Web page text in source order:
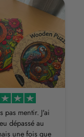
pas mentir. J'ai
dépassé au
une fois que